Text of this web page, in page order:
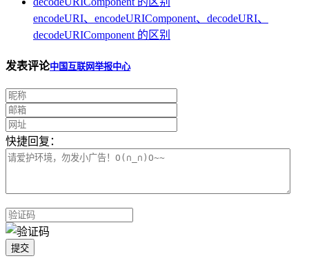
encodeURI、encodeURIComponent、decodeURI、
decodeURIComponent 的区别
发表评论中国互联网举报中心
快捷回复：